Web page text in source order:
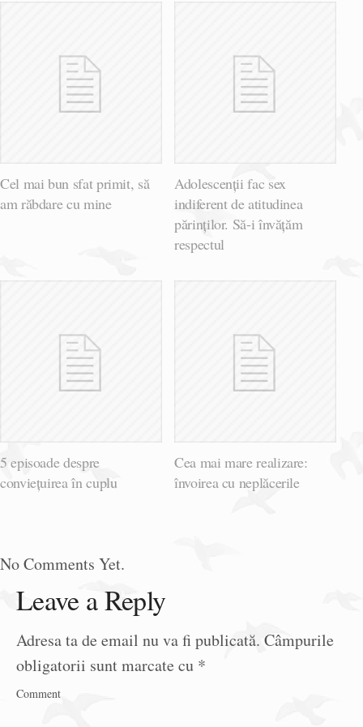
Cel mai bun sfat primit, să
am răbdare cu mine
Adolescenții fac sex
indiferent de atitudinea
părinților. Să-i învățăm
respectul
5 episoade despre
conviețuirea în cuplu
Cea mai mare realizare:
învoirea cu neplăcerile
No Comments Yet.
Leave a Reply
Adresa ta de email nu va fi publicată. Câmpurile
obligatorii sunt marcate cu *
Comment